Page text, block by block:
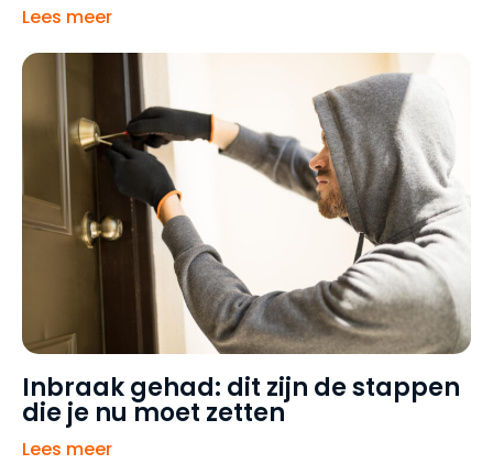
Lees meer
Inbraak gehad: dit zijn de stappen
die je nu moet zetten
Lees meer